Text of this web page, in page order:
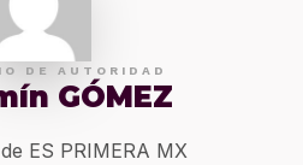
DE AUTORIDAD
GÓMEZ
ES PRIMERA MX